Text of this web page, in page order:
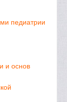
педиатрии
и основ